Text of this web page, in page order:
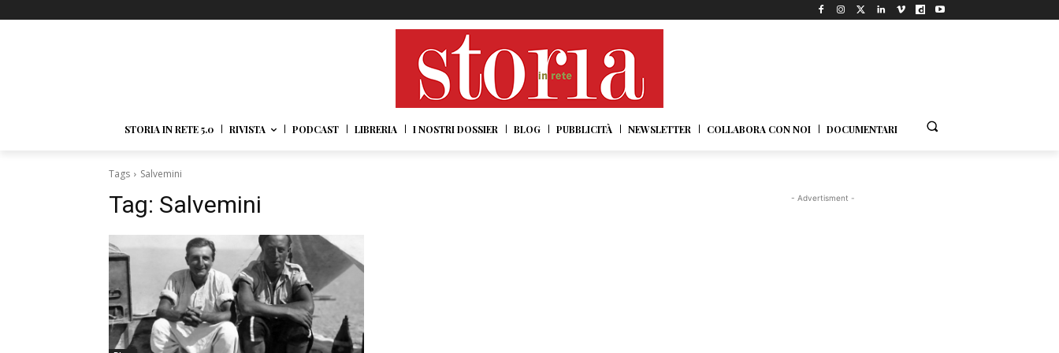
STORIA IN RETE 5.0 RIVISTA PODCAST LIBRERIA I NOSTRI DOSSIER BLOG PUBBLICITÀ NEWSLETTER COLLABORA CON NOI DOCUMENTARI
Tags Salvemini
Tag: Salvemini - Advertisment -